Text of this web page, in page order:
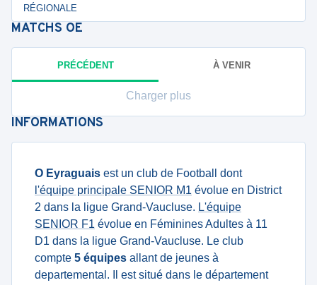
RÉGIONALE
MATCHS OE
PRÉCÉDENT À VENIR
Charger plus
INFORMATIONS
O Eyraguais est un club de Football dont
l'équipe principale SENIOR M1 évolue en District
2 dans la ligue Grand-Vaucluse. L'équipe
SENIOR F1 évolue en Féminines Adultes à 11
D1 dans la ligue Grand-Vaucluse. Le club
compte 5 équipes allant de jeunes à
departemental. Il est situé dans le département